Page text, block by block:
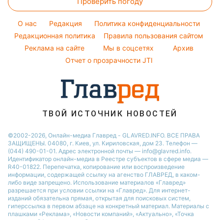
Алла Пугачева
Максим Галкин
Настя Каменских
Комнатные растения
Курс валют
Магнитные бури
Погода на сегодня
Погода на завтра
Пылевая буря
O нас Редакция
Политика конфиденциальности
Редакционная политика
Правила пользования сайтом
Реклама на сайте
Мы в соцсетях
Архив
Отчет о прозрачности JTI
ТВОЙ ИСТОЧНИК НОВОСТЕЙ
©2002-2026, Онлайн-медиа Главред - GLAVRED.INFO. ВСЕ ПРАВА
ЗАЩИЩЕНЫ. 04080, г. Киев, ул. Кириловская, дом 23. Телефон —
(044) 490-01-01. Адрес электронной почты — info@glavred.info.
Идентификатор онлайн-медиа в Реестре cубъектов в сфере медиа —
R40-01822. Перепечатка, копирование или воспроизведение
информации, содержащей ссылку на агенство ГЛАВРЕД, в каком-
либо виде запрещено. Использование материалов «Главред»
разрешается при условии ссылки на «Главред». Для интернет-
изданий обязательна прямая, открытая для поисковых систем,
гиперссылка в первом абзаце на конкретный материал. Материалы с
плашками «Реклама», «Новости компаний», «Актуально», «Точка